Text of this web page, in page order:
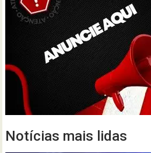
Notícias mais lidas